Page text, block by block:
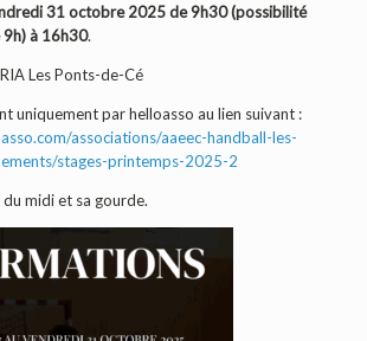
31 octobre 2025 de 9h30 (possibilité
9h) à 16h30.
Les Ponts-de-Cé
uniquement par helloasso au lien suivant :
associations/aaeec-handball-les-
stages-printemps-2025-2
midi et sa gourde.